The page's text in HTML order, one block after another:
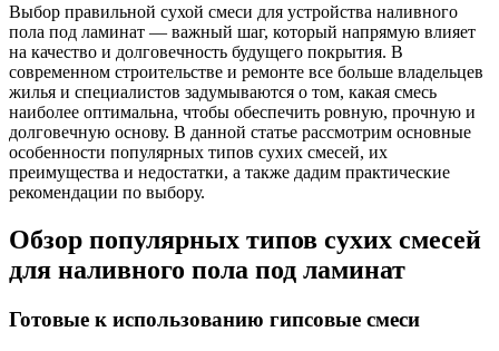
Выбор правильной сухой смеси для устройства наливного
пола под ламинат — важный шаг, который напрямую влияет
на качество и долговечность будущего покрытия. В
современном строительстве и ремонте все больше владельцев
жилья и специалистов задумываются о том, какая смесь
наиболее оптимальна, чтобы обеспечить ровную, прочную и
долговечную основу. В данной статье рассмотрим основные
особенности популярных типов сухих смесей, их
преимущества и недостатки, а также дадим практические
рекомендации по выбору.
Обзор популярных типов сухих смесей
для наливного пола под ламинат
Готовые к использованию гипсовые смеси